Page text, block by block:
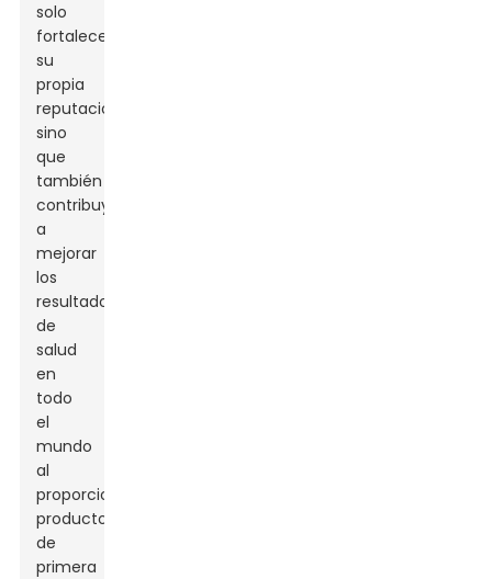
solo
fortalece
su
propia
reputación,
sino
que
también
contribuye
a
mejorar
los
resultados
de
salud
en
todo
el
mundo
al
proporcionar
productos
de
primera